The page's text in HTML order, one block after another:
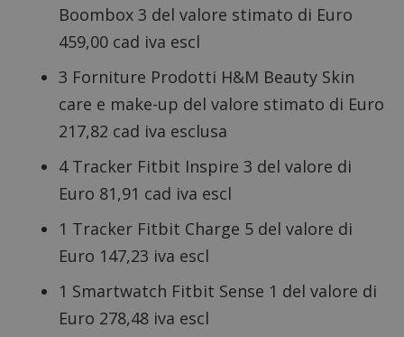
Boombox 3 del valore stimato di Euro
459,00 cad iva escl
3 Forniture Prodotti H&M Beauty Skin
care e make-up del valore stimato di Euro
217,82 cad iva esclusa
4 Tracker Fitbit Inspire 3 del valore di
Euro 81,91 cad iva escl
1 Tracker Fitbit Charge 5 del valore di
Euro 147,23 iva escl
1 Smartwatch Fitbit Sense 1 del valore di
Euro 278,48 iva escl